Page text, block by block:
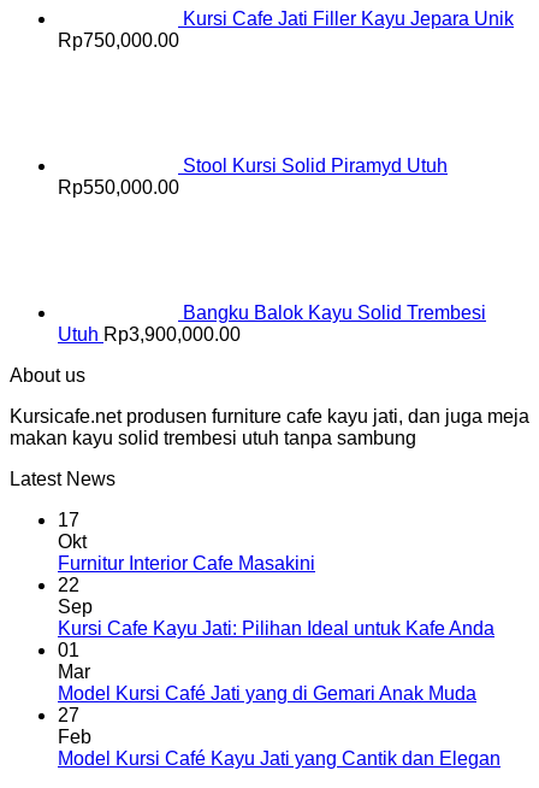
Kursi Cafe Jati Filler Kayu Jepara Unik
Rp750,000.00
Stool Kursi Solid Piramyd Utuh
Rp550,000.00
Bangku Balok Kayu Solid Trembesi
Utuh Rp3,900,000.00
About us
Kursicafe.net produsen furniture cafe kayu jati, dan juga meja
makan kayu solid trembesi utuh tanpa sambung
Latest News
17
Okt
Furnitur Interior Cafe Masakini
22
Sep
Kursi Cafe Kayu Jati: Pilihan Ideal untuk Kafe Anda
01
Mar
Model Kursi Café Jati yang di Gemari Anak Muda
27
Feb
Model Kursi Café Kayu Jati yang Cantik dan Elegan